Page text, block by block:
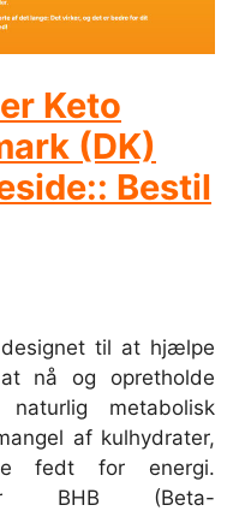
Keto
(DK)
Bestil
designet til at hjælpe
nå og opretholde
metabolisk
af kulhydrater,
fedt for energi.
BHB (Beta-